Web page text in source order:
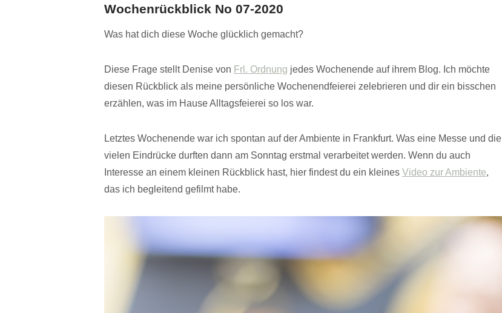
Wochenrückblick No 07-2020
Was hat dich diese Woche glücklich gemacht?
Diese Frage stellt Denise von Frl. Ordnung jedes Wochenende auf ihrem Blog. Ich möchte
diesen Rückblick als meine persönliche Wochenendfeierei zelebrieren und dir ein bisschen
erzählen, was im Hause Alltagsfeierei so los war.
Letztes Wochenende war ich spontan auf der Ambiente in Frankfurt. Was eine Messe und die
vielen Eindrücke durften dann am Sonntag erstmal verarbeitet werden. Wenn du auch
Interesse an einem kleinen Rückblick hast, hier findest du ein kleines Video zur Ambiente,
das ich begleitend gefilmt habe.